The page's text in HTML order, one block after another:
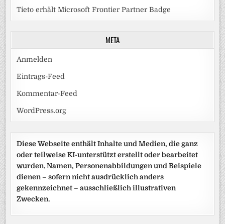
Tieto erhält Microsoft Frontier Partner Badge
META
Anmelden
Eintrags-Feed
Kommentar-Feed
WordPress.org
Diese Webseite enthält Inhalte und Medien, die ganz
oder teilweise KI-unterstützt erstellt oder bearbeitet
wurden. Namen, Personenabbildungen und Beispiele
dienen – sofern nicht ausdrücklich anders
gekennzeichnet – ausschließlich illustrativen
Zwecken.